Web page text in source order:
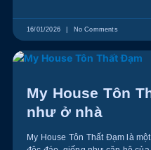
16/01/2026 No Comments
My House Tôn
như ở nhà
My House Tôn Thất Đạm là